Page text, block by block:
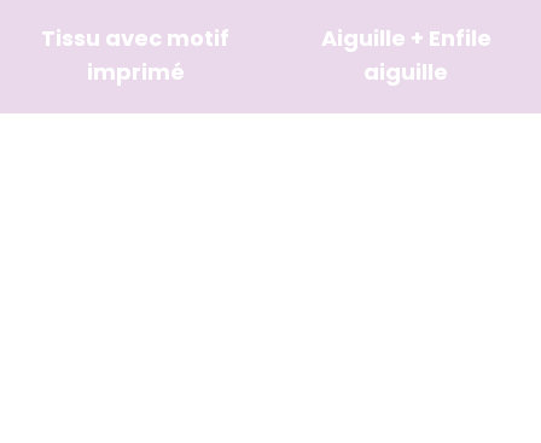
Tissu avec motif
imprimé
Aiguille + Enfile
aiguille